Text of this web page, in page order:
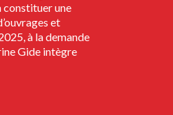
constituer une
et
à la demande
Gide intègre